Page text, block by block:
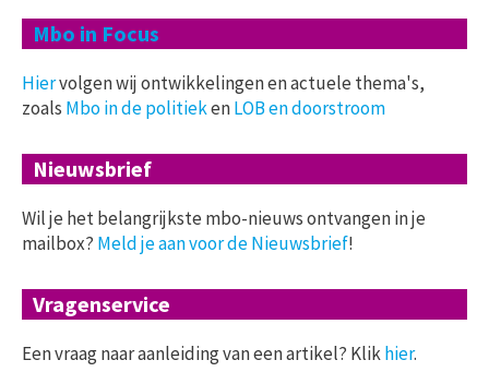
Mbo in Focus
Hiervolgen wij ontwikkelingen en actuele thema's,
zoals Mbo in de politiekenLOB en doorstroom
Nieuwsbrief
Wil je het belangrijkste mbo-nieuws ontvangen in je
mailbox? Meld je aan voor de Nieuwsbrief!
Vragenservice
Een vraag naar aanleiding van een artikel? Klikhier.